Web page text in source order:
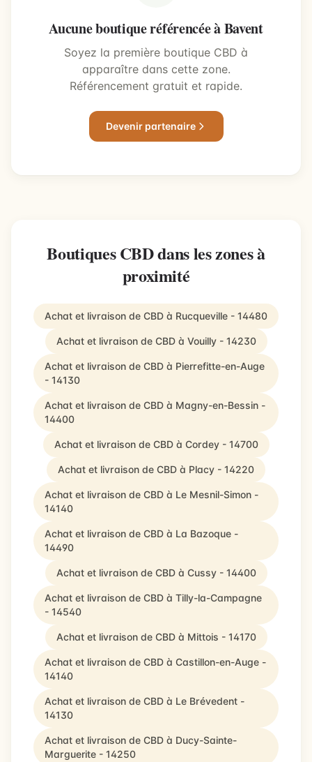
Aucune boutique référencée à Bavent
Soyez la première boutique CBD à
apparaître dans cette zone.
Référencement gratuit et rapide.
Devenir partenaire
Boutiques CBD dans les zones à
proximité
Achat et livraison de CBD à Rucqueville - 14480
Achat et livraison de CBD à Vouilly - 14230
Achat et livraison de CBD à Pierrefitte-en-Auge
- 14130
Achat et livraison de CBD à Magny-en-Bessin -
14400
Achat et livraison de CBD à Cordey - 14700
Achat et livraison de CBD à Placy - 14220
Achat et livraison de CBD à Le Mesnil-Simon -
14140
Achat et livraison de CBD à La Bazoque -
14490
Achat et livraison de CBD à Cussy - 14400
Achat et livraison de CBD à Tilly-la-Campagne
- 14540
Achat et livraison de CBD à Mittois - 14170
Achat et livraison de CBD à Castillon-en-Auge -
14140
Achat et livraison de CBD à Le Brévedent -
14130
Achat et livraison de CBD à Ducy-Sainte-
Marguerite - 14250